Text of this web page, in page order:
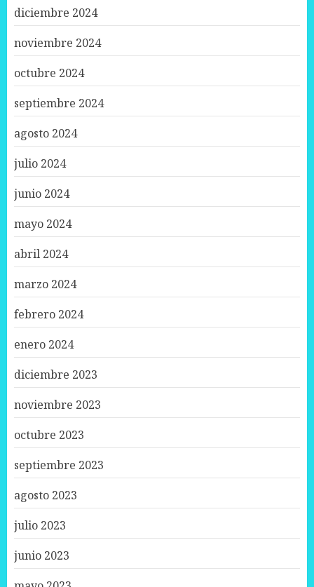
diciembre 2024
noviembre 2024
octubre 2024
septiembre 2024
agosto 2024
julio 2024
junio 2024
mayo 2024
abril 2024
marzo 2024
febrero 2024
enero 2024
diciembre 2023
noviembre 2023
octubre 2023
septiembre 2023
agosto 2023
julio 2023
junio 2023